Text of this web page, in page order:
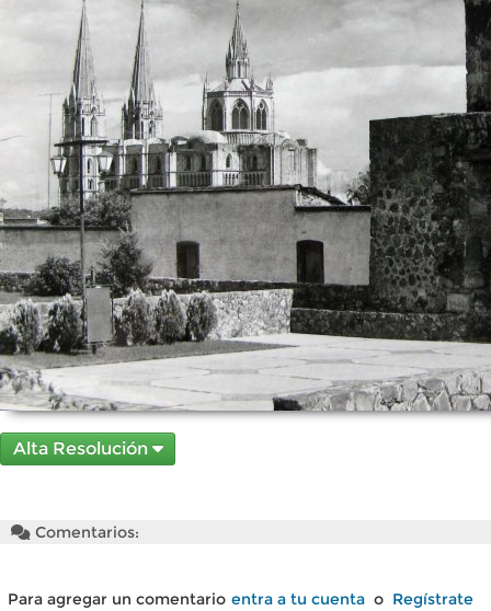
Alta Resolución
Comentarios:
Para agregar un comentario entra a tu cuenta o Regístrate